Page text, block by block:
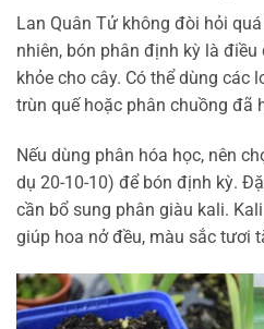
Lan Quân Tử không đòi hỏi
nhiên, bón phân định kỳ là
khỏe cho cây. Có thể dùng các
trùn quế hoặc phân chuồng đã
Nếu dùng phân hóa học, nên
dụ 20-10-10) để bón định kỳ.
cần bổ sung phân giàu kali.
giúp hoa nở đều, màu sắc tươi